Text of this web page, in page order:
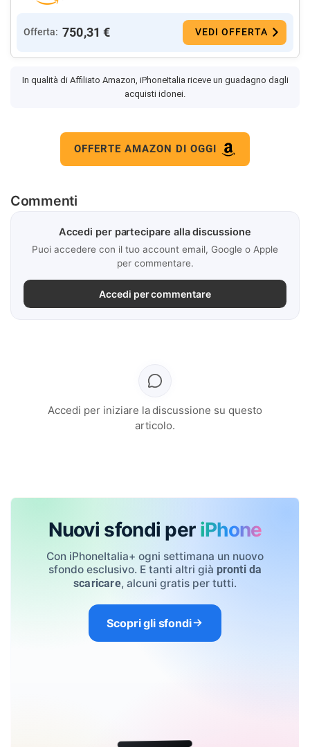
Offerta: 750,31 € VEDI OFFERTA
In qualità di Affiliato Amazon, iPhoneItalia riceve un guadagno dagli
acquisti idonei.
OFFERTE AMAZON DI OGGI
Commenti
Accedi per partecipare alla discussione
Puoi accedere con il tuo account email, Google o Apple
per commentare.
Accedi per commentare
Accedi per iniziare la discussione su questo
articolo.
Nuovi sfondi per iPhone
Con iPhoneItalia+ ogni settimana un nuovo
sfondo esclusivo. E tanti altri già pronti da
scaricare, alcuni gratis per tutti.
Scopri gli sfondi